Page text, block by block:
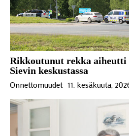
Rikkoutunut rekka aiheutti
Sievin keskustassa
Onnettomuudet 11. kesäkuuta,